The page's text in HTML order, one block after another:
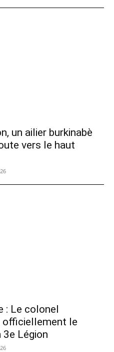
un ailier burkinabè
vers le haut
: Le colonel
officiellement le
Légion